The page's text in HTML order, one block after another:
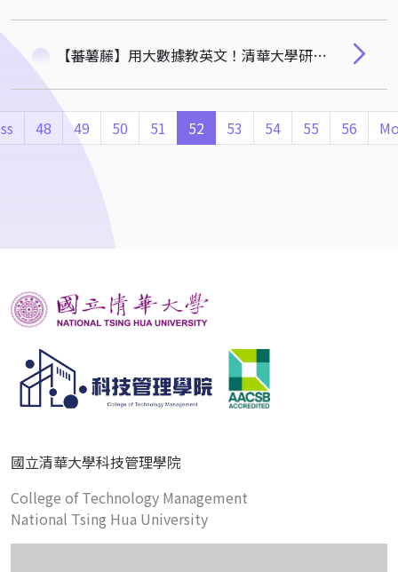
【蕃薯藤】用大數據教英文！清華大學研究團隊開發雲端寫作教練-史欽泰院長
48 49 50 51 52 53 54 55 56
國立清華大學科技管理學院
College of Technology Management
National Tsing Hua University